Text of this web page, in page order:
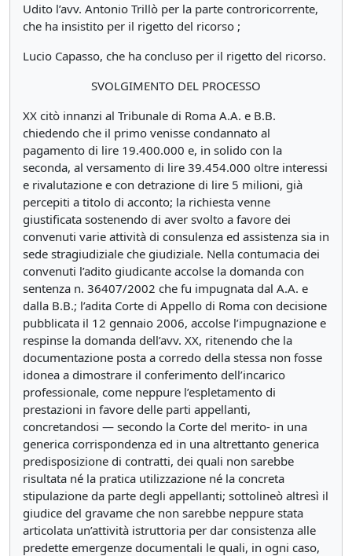
Udito l’avv. Antonio Trillò per la parte controricorrente,
che ha insistito per il rigetto del ricorso ;
Lucio Capasso, che ha concluso per il rigetto del ricorso.
SVOLGIMENTO DEL PROCESSO
XX citò innanzi al Tribunale di Roma A.A. e B.B.
chiedendo che il primo venisse condannato al
pagamento di lire 19.400.000 e, in solido con la
seconda, al versamento di lire 39.454.000 oltre interessi
e rivalutazione e con detrazione di lire 5 milioni, già
percepiti a titolo di acconto; la richiesta venne
giustificata sostenendo di aver svolto a favore dei
convenuti varie attività di consulenza ed assistenza sia in
sede stragiudiziale che giudiziale. Nella contumacia dei
convenuti l’adito giudicante accolse la domanda con
sentenza n. 36407/2002 che fu impugnata dal A.A. e
dalla B.B.; l’adita Corte di Appello di Roma con decisione
pubblicata il 12 gennaio 2006, accolse l’impugnazione e
respinse la domanda dell’avv. XX, ritenendo che la
documentazione posta a corredo della stessa non fosse
idonea a dimostrare il conferimento dell’incarico
professionale, come neppure l’espletamento di
prestazioni in favore delle parti appellanti,
concretandosi — secondo la Corte del merito- in una
generica corrispondenza ed in una altrettanto generica
predisposizione di contratti, dei quali non sarebbe
risultata né la pratica utilizzazione né la concreta
stipulazione da parte degli appellanti; sottolineò altresì il
giudice del gravame che non sarebbe neppure stata
articolata un’attività istruttoria per dar consistenza alle
predette emergenze documentali le quali, in ogni caso,